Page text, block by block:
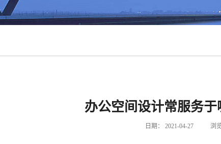
办公空间设计常服务
日期： 2021-04-27 浏